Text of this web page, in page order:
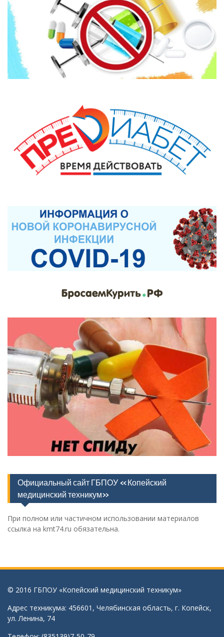
Официальный сайт ГБПОУ «Копейский
медицинский техникум»
При полном или частичном использовании материалов
ссылка на kmt74.ru обязательна.
© 2016 ГБПОУ «Копейский медицинский техникум»
Адрес техникума: 456601, Челябинская область, г. Копейск,
ул. Ленина, 74